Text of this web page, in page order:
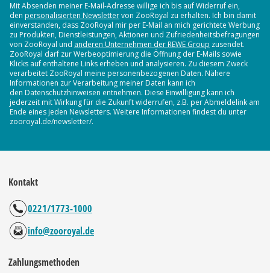
Mit Absenden meiner E-Mail-Adresse willige ich bis auf Widerruf ein,
den personalisierten Newslettervon ZooRoyal zu erhalten. Ich bin damit
einverstanden, dass ZooRoyal mir per E-Mail an mich gerichtete Werbung
zu Produkten, Dienstleistungen, Aktionen und Zufriedenheitsbefragungen
von ZooRoyal und anderen Unternehmen der REWE Group zusendet.
ZooRoyal darf zur Werbeoptimierung die Öffnung der E-Mails sowie
Klicks auf enthaltene Links erheben und analysieren. Zu diesem Zweck
verarbeitet ZooRoyal meine personenbezogenen Daten. Nähere
Informationen zur Verarbeitung meiner Daten kann ich
den Datenschutzhinweisen entnehmen. Diese Einwilligung kann ich
jederzeit mit Wirkung für die Zukunft widerrufen, z.B. per Abmeldelink am
Ende eines jeden Newsletters. Weitere Informationen findest du unter
zooroyal.de/newsletter/.
Kontakt
0221/1773-1000
info@zooroyal.de
Zahlungsmethoden